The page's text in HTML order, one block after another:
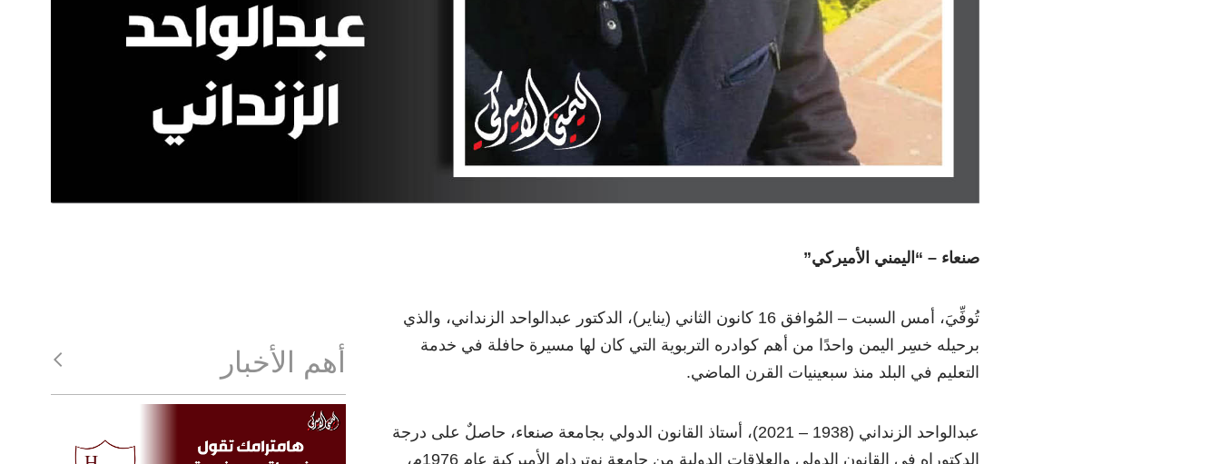
صنعاء – “اليمني الأميركي”
تُوفِّيَ، أمس السبت – المُوافق 16 كانون الثاني (يناير)، الدكتور عبدالواحد الزنداني، والذي
برحيله خسِر اليمن واحدًا من أهم كوادره التربوية التي كان لها مسيرة حافلة في خدمة
التعليم في البلد منذ سبعينيات القرن الماضي.
عبدالواحد الزنداني (1938 – 2021)، أستاذ القانون الدولي بجامعة صنعاء، حاصلٌ على درجة
الدكتوراه في القانون الدولي والعلاقات الدولية من جامعة نوتردام الأميركية عام 1976م،
أهم الأخبار